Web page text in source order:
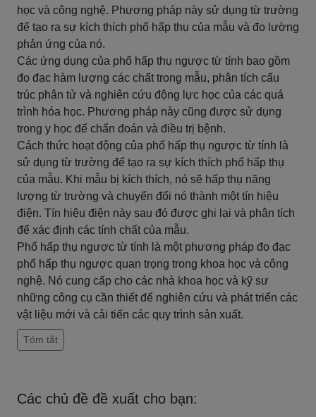
học và công nghệ. Phương pháp này sử dụng từ trường
để tạo ra sự kích thích phổ hấp thụ của mẫu và đo lường
phản ứng của nó.
Các ứng dụng của phổ hấp thụ ngược từ tính bao gồm
đo đạc hàm lượng các chất trong mẫu, phân tích cấu
trúc phân tử và nghiên cứu động lực học của các quá
trình hóa học. Phương pháp này cũng được sử dụng
trong y học để chẩn đoán và điều trị bệnh.
Cách thức hoạt động của phổ hấp thụ ngược từ tính là
sử dụng từ trường để tạo ra sự kích thích phổ hấp thụ
của mẫu. Khi mẫu bị kích thích, nó sẽ hấp thụ năng
lượng từ trường và chuyển đổi nó thành một tín hiệu
điện. Tín hiệu điện này sau đó được ghi lại và phân tích
để xác định các tính chất của mẫu.
Phổ hấp thụ ngược từ tính là một phương pháp đo đạc
phổ hấp thụ ngược quan trọng trong khoa học và công
nghệ. Nó cung cấp cho các nhà khoa học và kỹ sư
những công cụ cần thiết để nghiên cứu và phát triển các
vật liệu mới và cải tiến các quy trình sản xuất.
Tóm tắt
Các chủ đề đề xuất cho bạn: